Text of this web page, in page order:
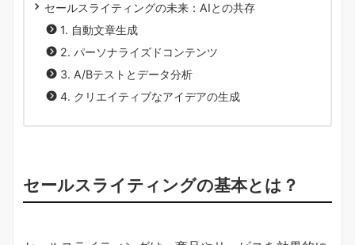
セールスライティングの未来：AIとの共存
1. 自動文章生成
2. パーソナライズドコンテンツ
3. A/Bテストとデータ分析
4. クリエイティブなアイデアの生成
セールスライティングの基本とは？